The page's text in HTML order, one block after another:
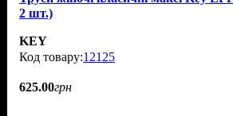
2 шт.)
KEY
12125
625.00грн